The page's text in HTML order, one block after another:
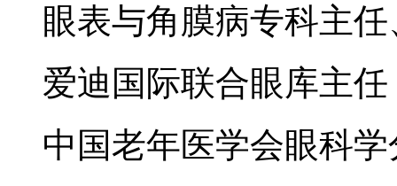
眼表与角膜病专科主
爱迪国际联合眼库主任
中国老年医学会眼科